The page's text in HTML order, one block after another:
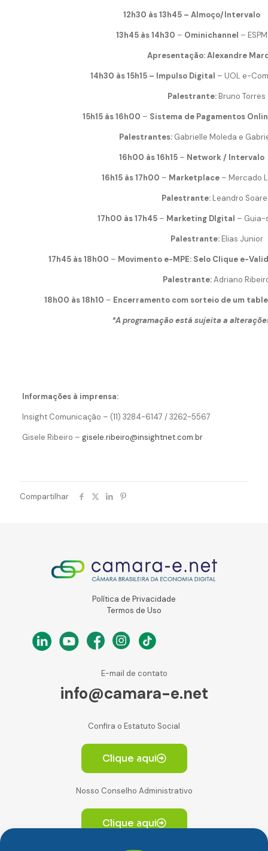
12h30 às 13h45 – Almoço/Intervalo
13h45 às 14h30 – Ominichannel – ESPM
Apresentação:Alexandre
14h30 às 15h15 – Impulso Digital – UOL e-
Palestrante: Bruno Torres
15h15 às 16h00 – Sistema de Pagamentos
Palestrantes: Gabrielle Moleda e
16h00 às 16h15 – Network / Intervalo
16h15 às 17h00 – Marketplace – Mercado
Palestrante: Leandro
17h00 às 17h45 – Marketing DIgital – Guia-
Palestrante: Elias Junior
17h45 às 18h00 – Movimento e-MPE: Selo Clique e-
Palestrante:Adriano
18h00 às 18h10 – Encerramento com sorteio de um
*A programação está sujeita a
Informações à imprensa:
Insight Comunicação – (11) 3284-6147 / 3262-5567
Gisele Ribeiro – gisele.ribeiro@insightnet.com.br
Compartilhar
Política de Privacidade
Termos de Uso
E-mail de contato
info@camara-e.net
Confira o Estatuto Social
Clique aqui
Nosso Conselho Administrativo
Clique aqui